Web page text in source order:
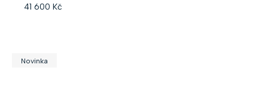
41 600 Kč
Novinka